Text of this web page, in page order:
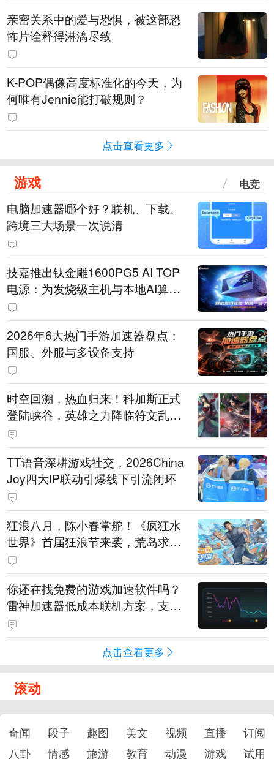
亲密关系中的爱与恐惧，被这部恐
怖片诠释得淋漓尽致
K-POP偶像高度标准化的今天，为
何唯有Jennie能打破规则？
点击查看更多
游戏 电竞
电脑加速器哪个好？联机、下载、
跨境三大场景一次说清
技嘉推出钛金雕1600PG5 AI TOP
电源：为发烧级主机与本地AI算力
打造旗舰供电方案
2026年6大热门手游加速器盘点：
国服、外服与多设备支持
时空回溯，热血归来！科加斯正式
登陆峡谷，英雄之力降临符文乱
斗！
TT语音深耕游戏社交，2026China
Joy四大IP联动引爆线下引流闭环
狂浪八月，陈小春掌舵！《疯狂水
世界》首届狂浪节来袭，荒岛求生
直播即将开启
你还在找免费的游戏加速软件吗？
雷神加速器低成本联机方案，支持
免费试用
点击查看更多
滚动
奇闻 段子 趣图 美文 视频 直播
订阅
八卦
情感 旅游 教育 动漫 游戏 试用